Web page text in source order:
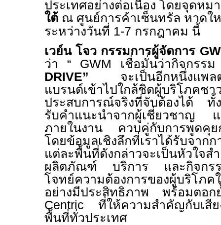
ประเทศอย่างต่อเนื่อง โดยจุดห
ใต้ ณ ศูนย์การค้าเซ็นทรัล หาดใ
ระหว่างวันที่ 1-7 กรกฎาคม นี้
เวย์น โจว กรรมการผู้จัดการ
ว่า “ GWM เชื่อมั่นว่ากิจกรร
DRIVE”
จะเป็นอีกหนึ่งแพ
แบรนด์เข้าไปใกล้ชิดผู้บริโภคช
ประสบการณ์จริงที่จับต้องได้
รับคำแนะนำจากผู้เชี่ยวชาญ แ
ภายในงาน ควบคู่กับการพูดคุย
โดยข้อมูลเชิงลึกที่เราได้รับจาก
แต่ละพื้นที่ดังกล่าวจะเป็นหัวใจ
ผลิตภัณฑ์ บริการ และกิจกรร
โจทย์ความต้องการของผู้บริโภ
อย่างมีประสิทธิภาพ พร้อมตอ
Centric ที่ให้ความสำคัญกับเสีย
พื้นที่ทั่วประเทศ